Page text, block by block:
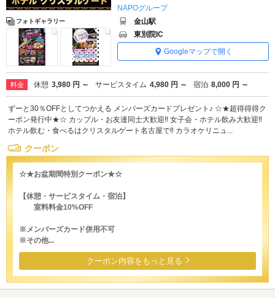
フォトギャラリー
NAPOグループ
金山駅
東別院IC
Googleマップで開く
料金 休憩 3,980 円 ～ サービスタイム 4,980 円 ～ 宿泊 8,000 円 ～
ずーと30％OFFとしてつかえる メンバーズカードプレゼント♪ ☆★超得得得ク
ーポン発行中★☆ カップル・お友達同士大歓迎‼ 女子会・ホテル飲み大歓迎‼
ホテル飲む・食べるはクリスタルゲート名古屋で‼ カラオケリニュ...
クーポン
☆★お盆期間特別クーポン★☆
【休憩・サービスタイム・宿泊】
室料料金10%OFF
※メンバーズカード併用不可
※その他...
クーポン内容をもっと見る